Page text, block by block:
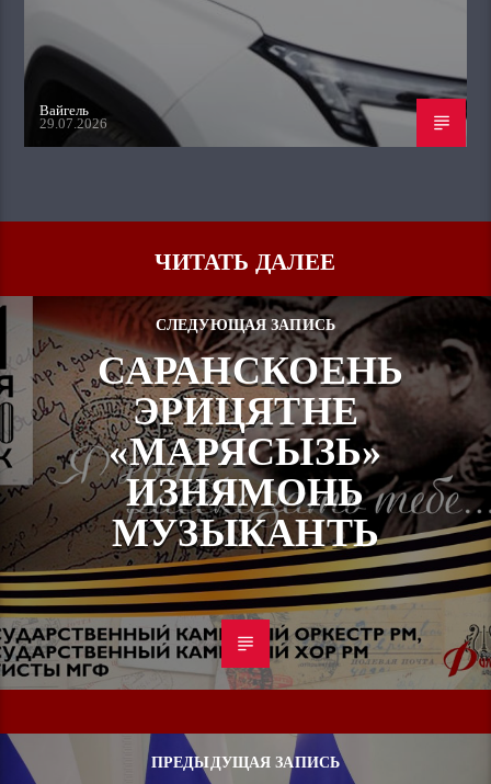
Вайгель
29.07.2026
ЧИТАТЬ ДАЛЕЕ
СЛЕДУЮЩАЯ ЗАПИСЬ
САРАНСКОЕНЬ
ЭРИЦЯТНЕ
«МАРЯСЫЗЬ»
ИЗНЯМОНЬ
МУЗЫКАНТЬ
ПРЕДЫДУЩАЯ ЗАПИСЬ